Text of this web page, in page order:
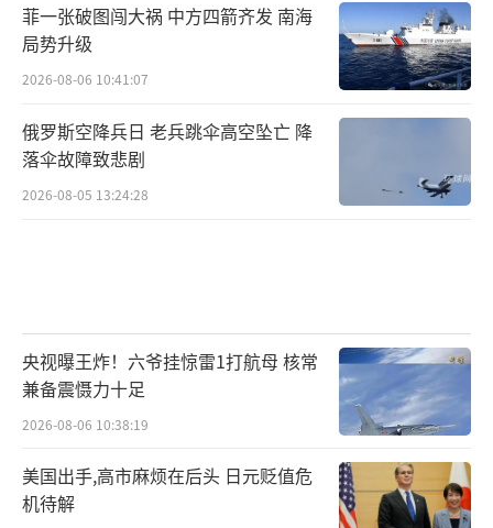
菲一张破图闯大祸 中方四箭齐发 南海
局势升级
2026-08-06 10:41:07
俄罗斯空降兵日 老兵跳伞高空坠亡 降
落伞故障致悲剧
2026-08-05 13:24:28
央视曝王炸！六爷挂惊雷1打航母 核常
兼备震慑力十足
2026-08-06 10:38:19
美国出手,高市麻烦在后头 日元贬值危
机待解